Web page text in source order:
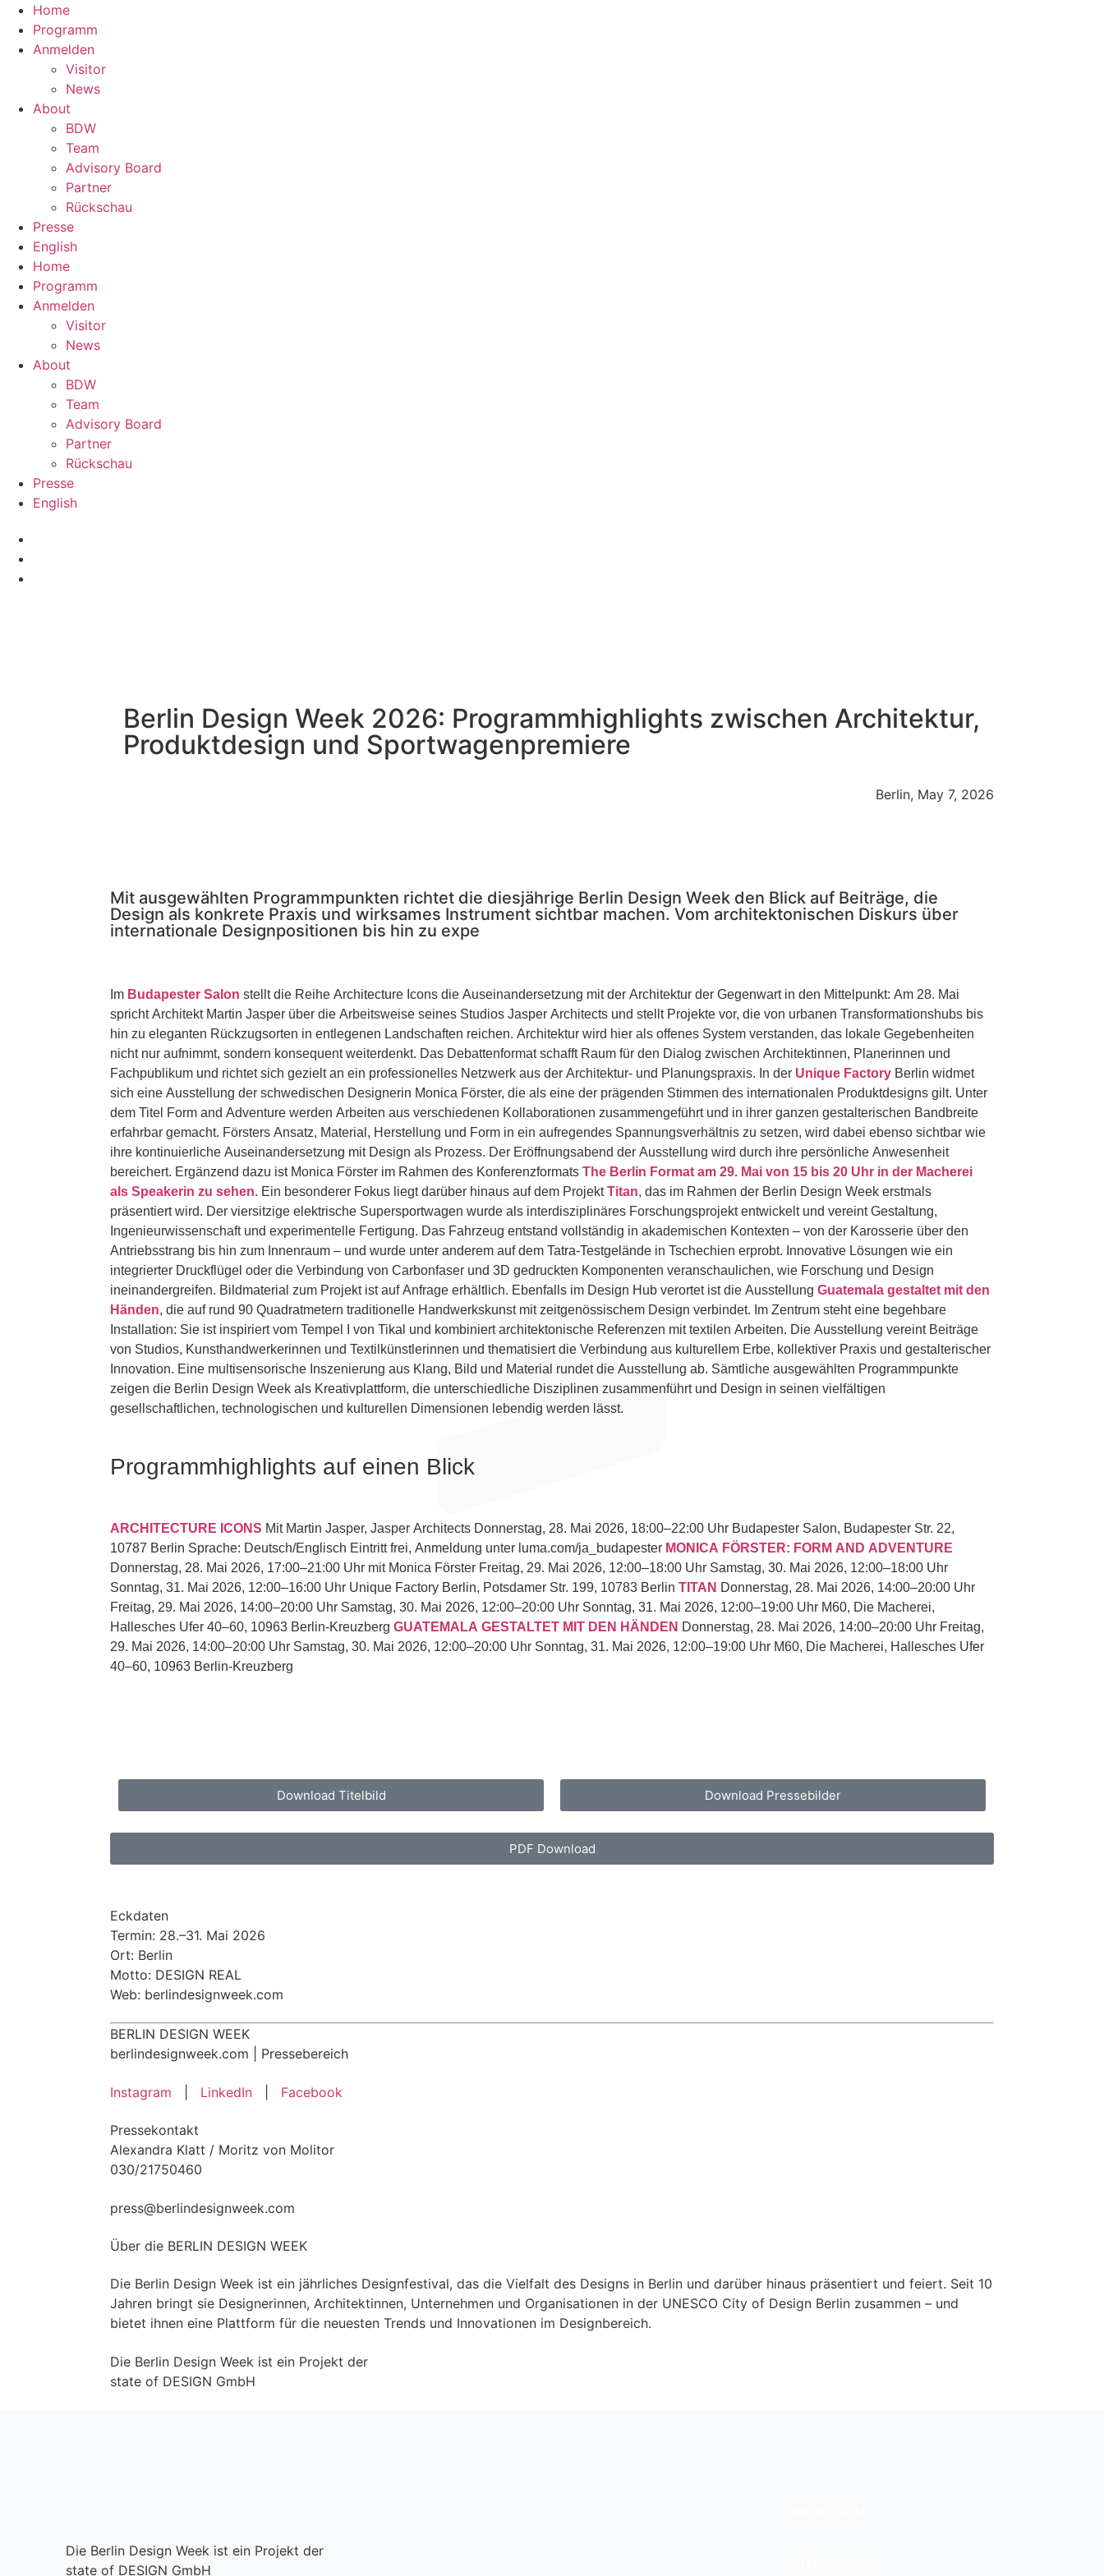
Home
Programm
Anmelden
Visitor
News
About
BDW
Team
Advisory Board
Partner
Rückschau
Presse
English
Home
Programm
Anmelden
Visitor
News
About
BDW
Team
Advisory Board
Partner
Rückschau
Presse
English
Berlin Design Week 2026: Programmhighlights zwischen Architektur,
Produktdesign und Sportwagenpremiere
Berlin, May 7, 2026
Mit ausgewählten Programmpunkten richtet die diesjährige Berlin Design Week den Blick auf Beiträge, die
Design als konkrete Praxis und wirksames Instrument sichtbar machen. Vom architektonischen Diskurs über
internationale Designpositionen bis hin zu expe
Im Budapester Salon stellt die Reihe Architecture Icons die Auseinandersetzung mit der Architektur der Gegenwart in den Mittelpunkt: Am 28. Mai
spricht Architekt Martin Jasper über die Arbeitsweise seines Studios Jasper Architects und stellt Projekte vor, die von urbanen Transformationshubs bis
hin zu eleganten Rückzugsorten in entlegenen Landschaften reichen. Architektur wird hier als offenes System verstanden, das lokale Gegebenheiten
nicht nur aufnimmt, sondern konsequent weiterdenkt. Das Debattenformat schafft Raum für den Dialog zwischen Architektinnen, Planerinnen und
Fachpublikum und richtet sich gezielt an ein professionelles Netzwerk aus der Architektur- und Planungspraxis. In der Unique Factory Berlin widmet
sich eine Ausstellung der schwedischen Designerin Monica Förster, die als eine der prägenden Stimmen des internationalen Produktdesigns gilt. Unter
dem Titel Form and Adventure werden Arbeiten aus verschiedenen Kollaborationen zusammengeführt und in ihrer ganzen gestalterischen Bandbreite
erfahrbar gemacht. Försters Ansatz, Material, Herstellung und Form in ein aufregendes Spannungsverhältnis zu setzen, wird dabei ebenso sichtbar wie
ihre kontinuierliche Auseinandersetzung mit Design als Prozess. Der Eröffnungsabend der Ausstellung wird durch ihre persönliche Anwesenheit
bereichert. Ergänzend dazu ist Monica Förster im Rahmen des KonferenzformatsThe Berlin Format am 29. Mai von 15 bis 20 Uhr in der Macherei
als Speakerin zu sehen. Ein besonderer Fokus liegt darüber hinaus auf dem ProjektTitan, das im Rahmen der Berlin Design Week erstmals
präsentiert wird. Der viersitzige elektrische Supersportwagen wurde als interdisziplinäres Forschungsprojekt entwickelt und vereint Gestaltung,
Ingenieurwissenschaft und experimentelle Fertigung. Das Fahrzeug entstand vollständig in akademischen Kontexten – von der Karosserie über den
Antriebsstrang bis hin zum Innenraum – und wurde unter anderem auf dem Tatra-Testgelände in Tschechien erprobt. Innovative Lösungen wie ein
integrierter Druckflügel oder die Verbindung von Carbonfaser und 3D gedruckten Komponenten veranschaulichen, wie Forschung und Design
ineinandergreifen. Bildmaterial zum Projekt ist auf Anfrage erhältlich. Ebenfalls im Design Hub verortet ist die AusstellungGuatemala gestaltet mit den
Händen, die auf rund 90 Quadratmetern traditionelle Handwerkskunst mit zeitgenössischem Design verbindet. Im Zentrum steht eine begehbare
Installation: Sie ist inspiriert vom Tempel I von Tikal und kombiniert architektonische Referenzen mit textilen Arbeiten. Die Ausstellung vereint Beiträge
von Studios, Kunsthandwerkerinnen und Textilkünstlerinnen und thematisiert die Verbindung aus kulturellem Erbe, kollektiver Praxis und gestalterischer
Innovation. Eine multisensorische Inszenierung aus Klang, Bild und Material rundet die Ausstellung ab. Sämtliche ausgewählten Programmpunkte
zeigen die Berlin Design Week als Kreativplattform, die unterschiedliche Disziplinen zusammenführt und Design in seinen vielfältigen
Programmhighlights auf einen Blick
ARCHITECTURE ICONS Mit Martin Jasper, Jasper Architects Donnerstag, 28. Mai 2026, 18:00–22:00 Uhr Budapester Salon, Budapester Str. 22,
10787 Berlin Sprache: Deutsch/Englisch Eintritt frei, Anmeldung unter luma.com/ja_budapester MONICA FÖRSTER: FORM AND ADVENTURE
Donnerstag, 28. Mai 2026, 17:00–21:00 Uhr mit Monica Förster Freitag, 29. Mai 2026, 12:00–18:00 Uhr Samstag, 30. Mai 2026, 12:00–18:00 Uhr
Sonntag, 31. Mai 2026, 12:00–16:00 Uhr Unique Factory Berlin, Potsdamer Str. 199, 10783 BerlinTITAN Donnerstag, 28. Mai 2026, 14:00–20:00 Uhr
Freitag, 29. Mai 2026, 14:00–20:00 Uhr Samstag, 30. Mai 2026, 12:00–20:00 Uhr Sonntag, 31. Mai 2026, 12:00–19:00 Uhr M60, Die Macherei,
Hallesches Ufer 40–60, 10963 Berlin-KreuzbergGUATEMALA GESTALTET MIT DEN HÄNDEN Donnerstag, 28. Mai 2026, 14:00–20:00 Uhr Freitag,
29. Mai 2026, 14:00–20:00 Uhr Samstag, 30. Mai 2026, 12:00–20:00 Uhr Sonntag, 31. Mai 2026, 12:00–19:00 Uhr M60, Die Macherei, Hallesches Ufer
40–60, 10963 Berlin-Kreuzberg
Download Titelbild Download Pressebilder
PDF Download
Eckdaten
Termin: 28.–31. Mai 2026
Ort: Berlin
Motto: DESIGN REAL
Web: berlindesignweek.com
BERLIN DESIGN WEEK
berlindesignweek.com | Pressebereich
Instagram LinkedIn Facebook
Pressekontakt
Alexandra Klatt / Moritz von Molitor
030/21750460
press@berlindesignweek.com
Über die BERLIN DESIGN WEEK
Die Berlin Design Week ist ein jährliches Designfestival, das die Vielfalt des Designs in Berlin und darüber hinaus präsentiert und feiert. Seit 10
Jahren bringt sie Designerinnen, Architektinnen, Unternehmen und Organisationen in der UNESCO City of Design Berlin zusammen – und
bietet ihnen eine Plattform für die neuesten Trends und Innovationen im Designbereich.
Die Berlin Design Week ist ein Projekt der
state of DESIGN GmbH
Die Berlin Design Week ist ein Projekt der
state of DESIGN GmbH